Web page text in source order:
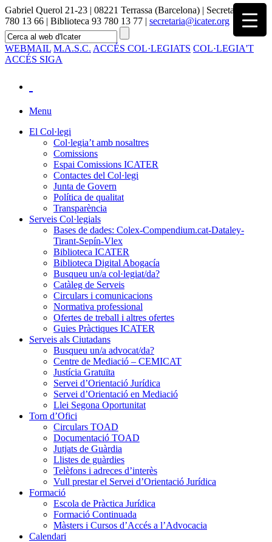
Gabriel Querol 21-23 | 08221 Terrassa (Barcelona) | Secretaria 93
780 13 66 | Biblioteca 93 780 13 77 | secretaria@icater.org
WEBMAIL M.A.S.C. ACCÉS COL·LEGIATS COL·LEGIA'T
ACCÉS SIGA
Menu
El Col·legi
Col·legia’t amb nosaltres
Comissions
Espai Comissions ICATER
Contactes del Col·legi
Junta de Govern
Política de qualitat
Transparència
Serveis Col·legials
Bases de dades: Colex-Compendium.cat-Dataley-
Tirant-Sepín-Vlex
Biblioteca ICATER
Biblioteca Digital Abogacía
Busqueu un/a col·legiat/da?
Catàleg de Serveis
Circulars i comunicacions
Normativa professional
Ofertes de treball i altres ofertes
Guies Pràctiques ICATER
Serveis als Ciutadans
Busqueu un/a advocat/da?
Centre de Mediació – CEMICAT
Justícia Gratuïta
Servei d’Orientació Jurídica
Servei d’Orientació en Mediació
Llei Segona Oportunitat
Torn d’Ofici
Circulars TOAD
Documentació TOAD
Jutjats de Guàrdia
Llistes de guàrdies
Telèfons i adreces d’interès
Vull prestar el Servei d’Orientació Jurídica
Formació
Escola de Pràctica Jurídica
Formació Continuada
Màsters i Cursos d’Accés a l’Advocacia
Calendari